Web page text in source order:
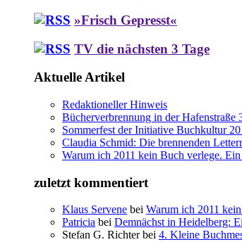
»Frisch Gepresst«
TV die nächsten 3 Tage
Aktuelle Artikel
Redaktioneller Hinweis
Bücherverbrennung in der Hafenstraße
Sommerfest der Initiative Buchkultur
Claudia Schmid: Die brennenden
Warum ich 2011 kein Buch verlege.
zuletzt kommentiert
Klaus Servene bei Warum ich 2011
Patricia bei Demnächst in Heidelberg:
Stefan G. Richter bei 4. Kleine